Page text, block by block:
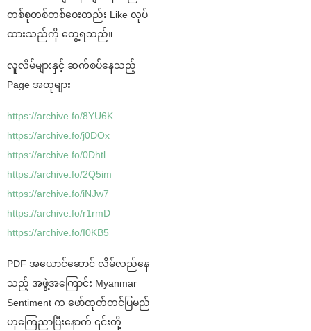
တစ်စုတစ်တစ်ဝေးတည်း Like လုပ်
ထားသည်ကို တွေ့ရသည်။
လူလိမ်များနှင့် ဆက်စပ်နေသည့်
Page အတုများ
https://archive.fo/8YU6K
https://archive.fo/j0DOx
https://archive.fo/0Dhtl
https://archive.fo/2Q5im
https://archive.fo/iNJw7
https://archive.fo/r1rmD
https://archive.fo/I0KB5
PDF အယောင်ဆောင် လိမ်လည်နေ
သည့် အဖွဲ့အကြောင်း Myanmar
Sentiment က ဖော်ထုတ်တင်ပြမည်
ဟုကြေညာပြီးနောက် ၎င်းတို့